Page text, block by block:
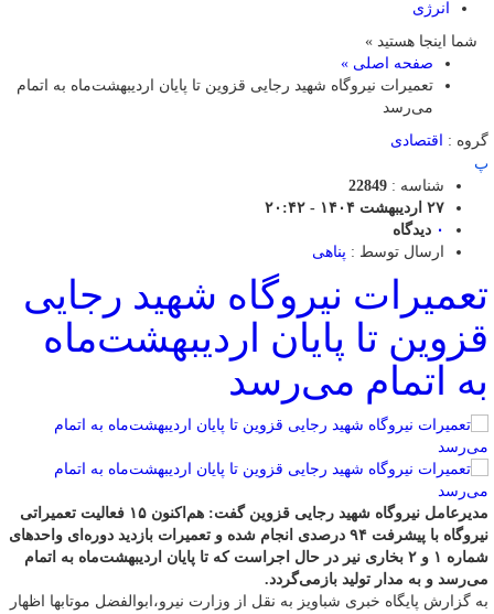
انرژی
شما اینجا هستید »
صفحه اصلی »
تعمیرات نیروگاه شهید رجایی قزوین تا پایان اردیبهشت‌ماه به اتمام
می‌رسد
گروه :
اقتصادی
پ
شناسه : 22849
۲۷ اردیبهشت ۱۴۰۴ - ۲۰:۴۲
۰ دیدگاه
ارسال توسط : پناهی
تعمیرات نیروگاه شهید رجایی
قزوین تا پایان اردیبهشت‌ماه
به اتمام می‌رسد
مدیرعامل نیروگاه شهید رجایی قزوین گفت: هم‌اکنون ۱۵ فعالیت تعمیراتی
نیروگاه با پیشرفت ۹۴ درصدی انجام شده و تعمیرات بازدید دوره‌ای واحدهای
شماره ۱ و ۲ بخاری نیر در حال اجراست که تا پایان اردیبهشت‌ماه به اتمام
می‌رسد و به مدار تولید بازمی‌گردد.
به گزارش پایگاه خبری شباویز به نقل از وزارت نیرو،ابوالفضل موتابها اظهار